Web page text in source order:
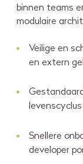
binnen teams
modulaire
Veilige en
en extern
levenscyclus
Snellere
developer